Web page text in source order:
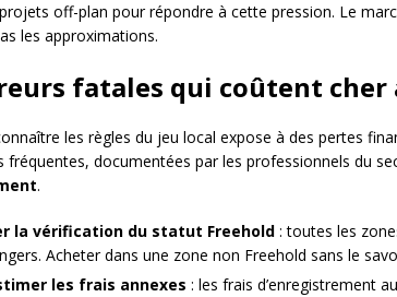
off-plan pour répondre à cette pression. Le
les approximations.
fatales qui coûtent cher
les règles du jeu local expose à des pertes
fréquentes, documentées par les professionnels du
.
la vérification du statut Freehold : toutes les
Acheter dans une zone non Freehold sans le
les frais annexes : les frais d’enregistrement